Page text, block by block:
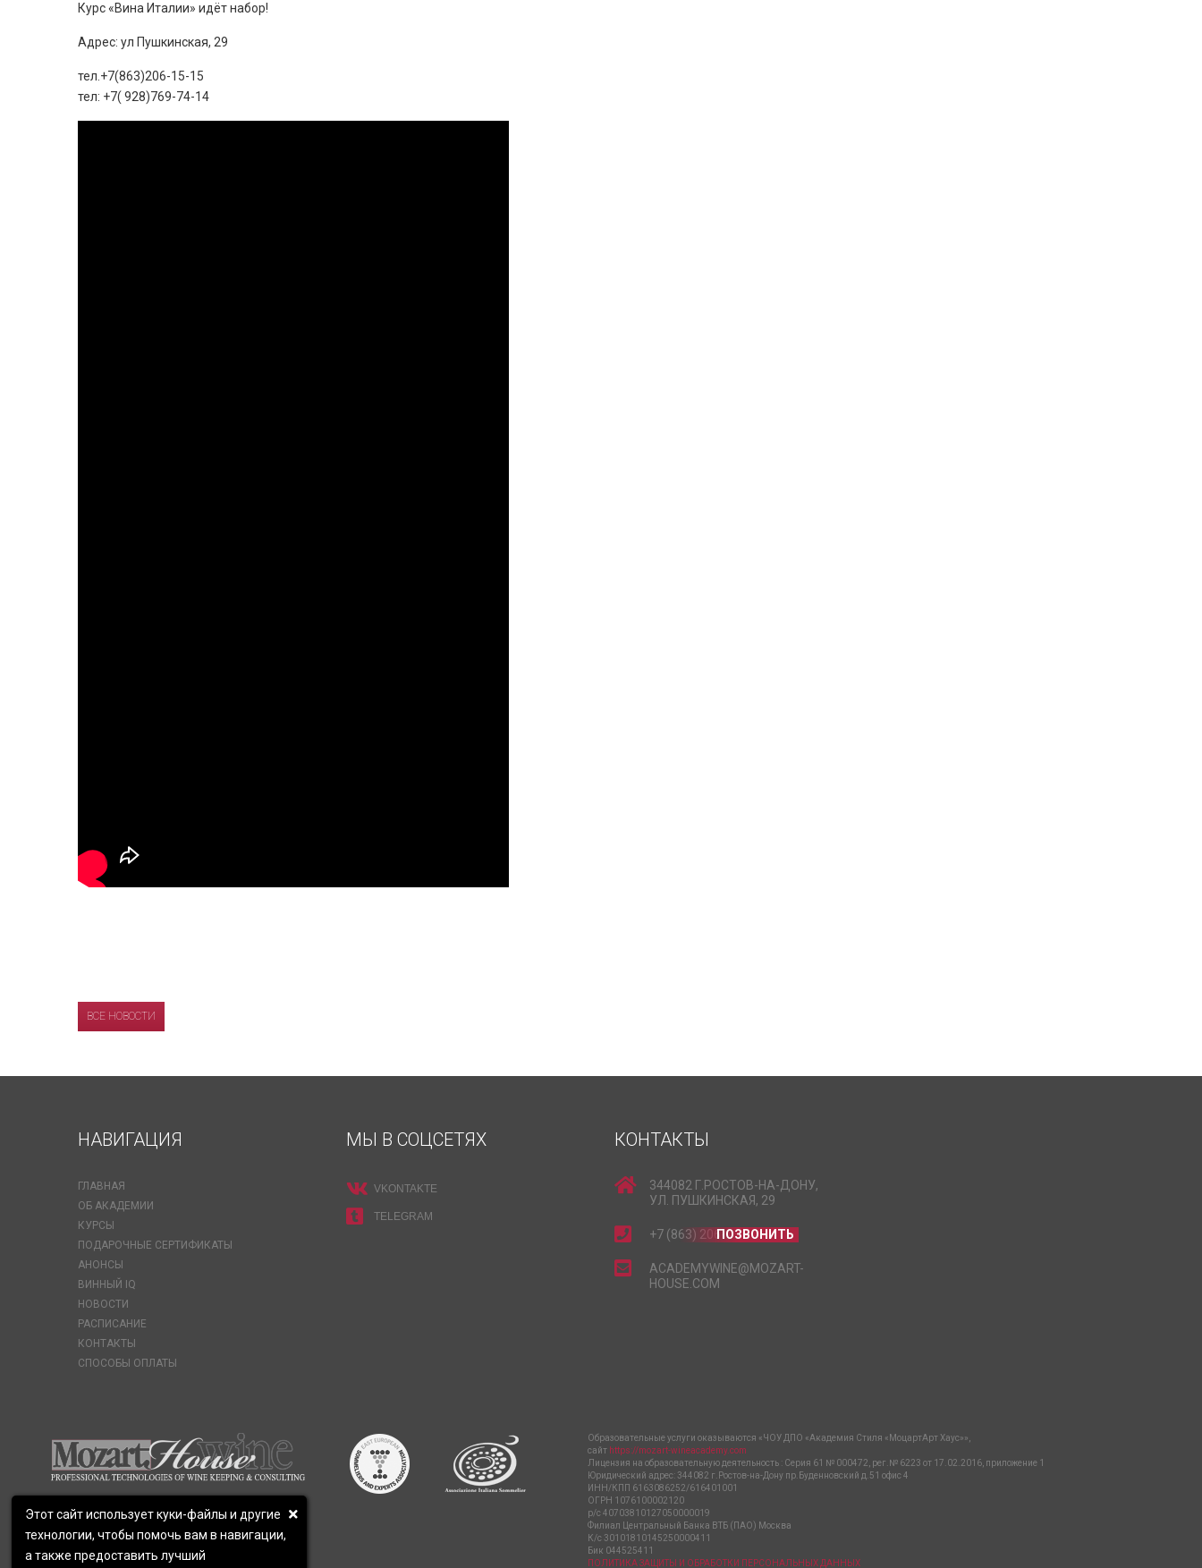
Курс «Вина Италии» идёт набор!
Адрес: ул Пушкинская, 29
тел.+7(863)206-15-15
тел: +7( 928)769-74-14
ВСЕ НОВОСТИ
НАВИГАЦИЯ
ГЛАВНАЯ
ОБ АКАДЕМИИ
КУРСЫ
ПОДАРОЧНЫЕ СЕРТИФИКАТЫ
АНОНСЫ
ВИННЫЙ IQ
НОВОСТИ
РАСПИСАНИЕ
КОНТАКТЫ
СПОСОБЫ ОПЛАТЫ
МЫ В СОЦСЕТЯХ
VKONTAKTE
TELEGRAM
КОНТАКТЫ
344082 Г.РОСТОВ-НА-ДОНУ,
УЛ. ПУШКИНСКАЯ, 29
+7 (863) 206-15-15
ПОЗВОНИТЬ
ACADEMYWINE@MOZART-
HOUSE.COM
Образовательные услуги оказываются «ЧОУ ДПО «Академия Стиля «МоцартАрт Хаус»»,
сайт https://mozart-wineacademy.com
Лицензия на образовательную деятельность : Серия 61 № 000472, рег.№ 6223 от 17.02.2016, приложение 1
Юридический адрес: 344082 г.Ростов-на-Дону пр.Буденновский д.51 офис 4
ИНН/КПП 6163086252/616401001
ОГРН 1076100002120
р/с 40703810127050000019
Филиал Центральный Банка ВТБ (ПАО) Москва
К/с 30101810145250000411
Бик 044525411
ПОЛИТИКА ЗАЩИТЫ И ОБРАБОТКИ ПЕРСОНАЛЬНЫХ ДАННЫХ
Этот сайт использует куки-файлы и другие
технологии, чтобы помочь вам в навигации,
а также предоставить лучший